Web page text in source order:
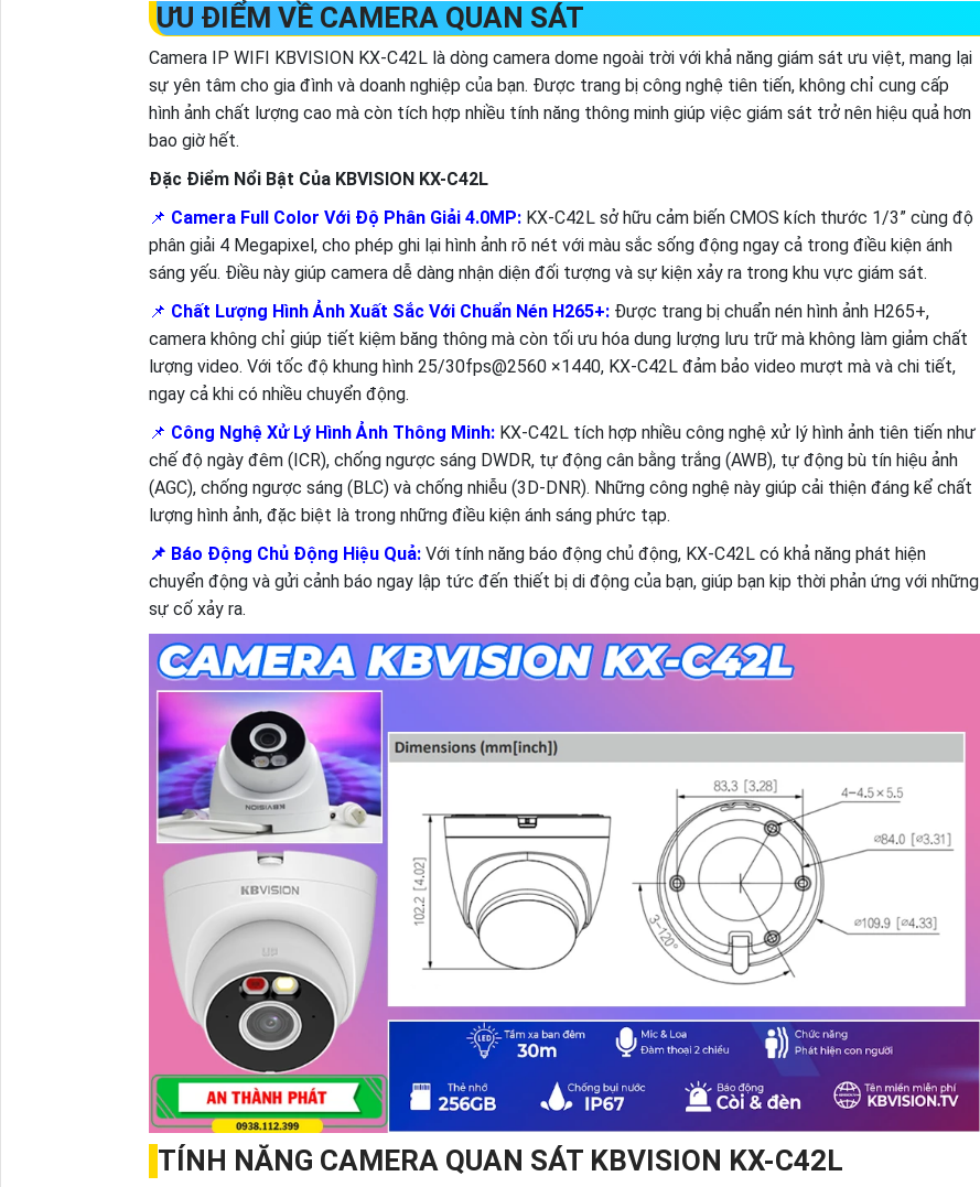
ƯU ĐIỂM VỀ CAMERA QUAN SÁT
Camera IP WIFI KBVISION KX-C42L là dòng camera dome ngoài trời với khả năng giám sát ưu việt, mang lại
sự yên tâm cho gia đình và doanh nghiệp của bạn. Được trang bị công nghệ tiên tiến, không chỉ cung cấp
hình ảnh chất lượng cao mà còn tích hợp nhiều tính năng thông minh giúp việc giám sát trở nên hiệu quả hơn
bao giờ hết.
Đặc Điểm Nổi Bật Của KBVISION KX-C42L
📌 Camera Full Color Với Độ Phân Giải 4.0MP:KX-C42L sở hữu cảm biến CMOS kích thước 1/3” cùng độ
phân giải 4 Megapixel, cho phép ghi lại hình ảnh rõ nét với màu sắc sống động ngay cả trong điều kiện ánh
sáng yếu. Điều này giúp camera dễ dàng nhận diện đối tượng và sự kiện xảy ra trong khu vực giám sát.
📌 Chất Lượng Hình Ảnh Xuất Sắc Với Chuẩn Nén H265+: Được trang bị chuẩn nén hình ảnh H265+,
camera không chỉ giúp tiết kiệm băng thông mà còn tối ưu hóa dung lượng lưu trữ mà không làm giảm chất
lượng video. Với tốc độ khung hình 25/30fps@2560 ×1440, KX-C42L đảm bảo video mượt mà và chi tiết,
ngay cả khi có nhiều chuyển động.
📌 Công Nghệ Xử Lý Hình Ảnh Thông Minh: KX-C42L tích hợp nhiều công nghệ xử lý hình ảnh tiên tiến như
chế độ ngày đêm (ICR), chống ngược sáng DWDR, tự động cân bằng trắng (AWB), tự động bù tín hiệu ảnh
(AGC), chống ngược sáng (BLC) và chống nhiễu (3D-DNR). Những công nghệ này giúp cải thiện đáng kể chất
lượng hình ảnh, đặc biệt là trong những điều kiện ánh sáng phức tạp.
📌 Báo Động Chủ Động Hiệu Quả:Với tính năng báo động chủ động, KX-C42L có khả năng phát hiện
chuyển động và gửi cảnh báo ngay lập tức đến thiết bị di động của bạn, giúp bạn kịp thời phản ứng với những
sự cố xảy ra.
TÍNH NĂNG CAMERA QUAN SÁT KBVISION KX-C42L